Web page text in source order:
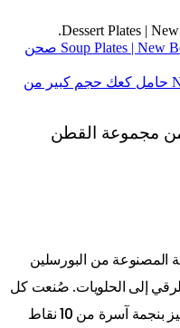
صحن
حامل كعك حجم كبير من
المصنوعة من البورسلين
الرقي إلى الحلويات. صُنعت كل
لوحة بدقة ومزينة بتفاصيل معقدة، وتتميز بنجمة آسرة من 10 نقاط